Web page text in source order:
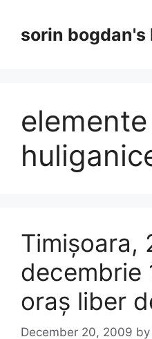
contentsorin bogdan's
elemente
Timișoara,
decembrie
oraș liber
December 20, 2009 by